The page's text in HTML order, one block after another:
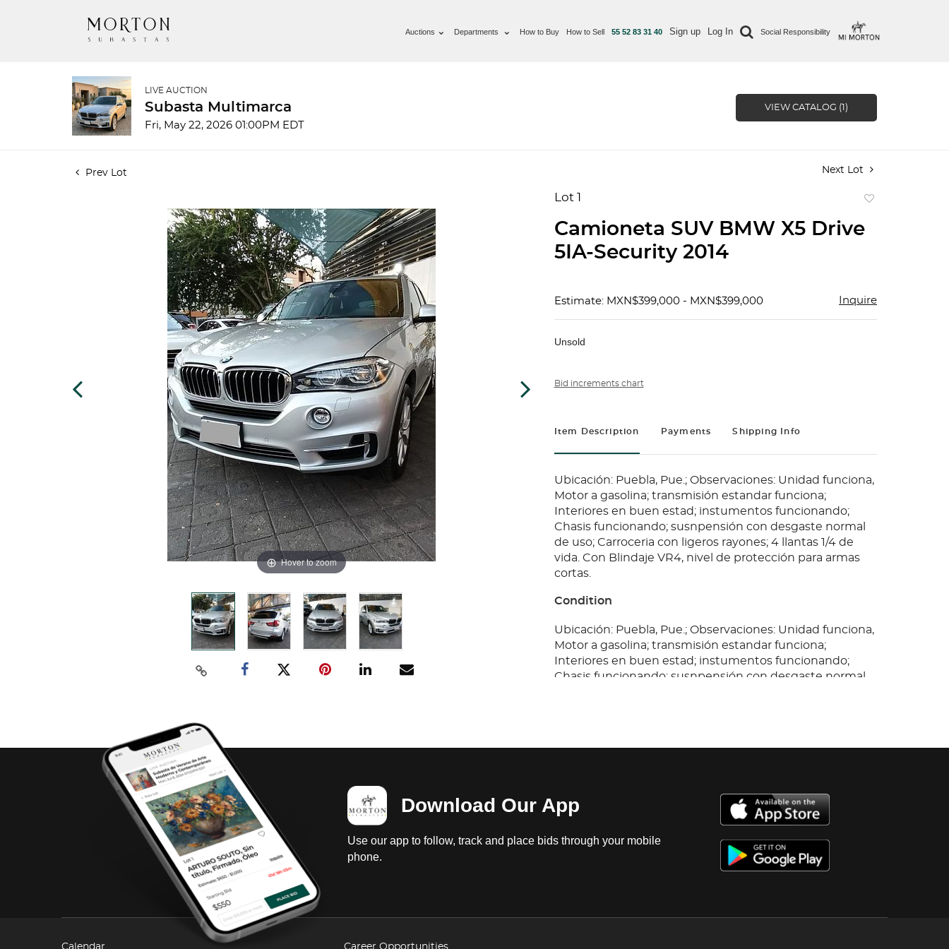
Auctions Departments How to Buy How to Sell 55 52 83 31 40 Sign up Log In Social Responsibility
LIVE AUCTION
Subasta Multimarca
Fri, May 22, 2026 01:00PM EDT
VIEW CATALOG (1)
Prev Lot Next Lot
Hover to zoom
Lot 1
favorite
Camioneta SUV BMW X5 Drive
5IA-Security 2014
Estimate: MXN$399,000 - MXN$399,000 Inquire
Unsold
Bid increments chart
Item Description Payments Shipping Info
Ubicación: Puebla, Pue.; Observaciones: Unidad funciona,
Motor a gasolina; transmisión estandar funciona;
Interiores en buen estad; instumentos funcionando;
Chasis funcionando; susnpensión con desgaste normal
de uso; Carroceria con ligeros rayones; 4 llantas 1/4 de
vida. Con Blindaje VR4, nivel de protección para armas
cortas.
Condition
Ubicación: Puebla, Pue.; Observaciones: Unidad funciona,
Motor a gasolina; transmisión estandar funciona;
Interiores en buen estad; instumentos funcionando;
Chasis funcionando; susnpensión con desgaste normal
Download Our App
Use our app to follow, track and place bids through your mobile
phone.
Calendar Career Opportunities